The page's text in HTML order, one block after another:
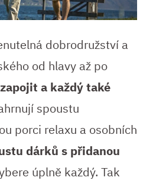
dobrodružství a
od hlavy až po
a každý také
spoustu
porci relaxu a osobních
dárků s přidanou
úplně každý. Tak